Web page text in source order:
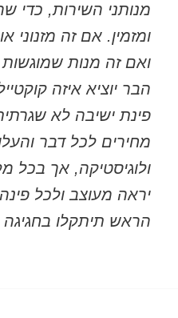
מנותני השירות, כדי
ומזמין. אם זה מזנוני
ואם זה מנות
הבר יוציא איזה
פינת ישיבה לא
מחירים לכל דבר
ולוגיסטיקה, אך בכל
יראה מעוצב ולכל
הראש תיתקלו